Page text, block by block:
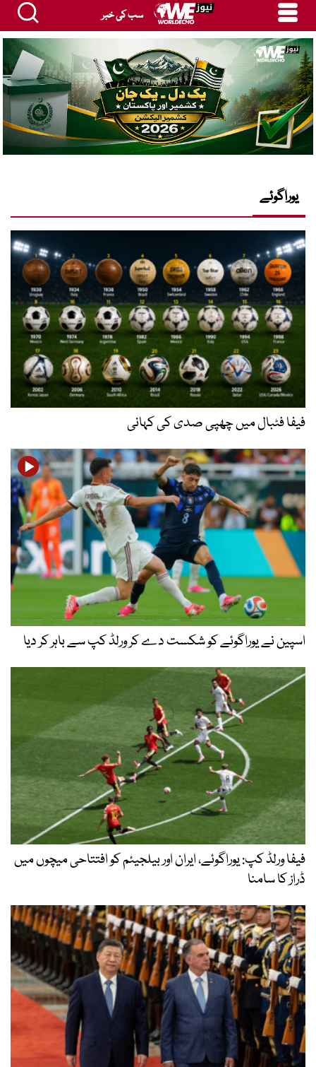
سب کی خبر
یوراگوئے
فیفا فٹبال میں چھپی صدی کی کہانی
اسپین نے یوراگوئے کو شکست دے کر ورلڈ کپ سے باہر کر دیا
فیفا ورلڈ کپ: یوراگوئے، ایران اور بیلجیئم کو افتتاحی میچوں میں
ڈراز کا سامنا